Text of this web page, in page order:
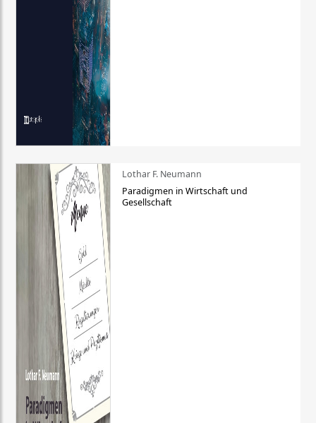
Lothar F. Neumann
Paradigmen in Wirtschaft und
Gesellschaft